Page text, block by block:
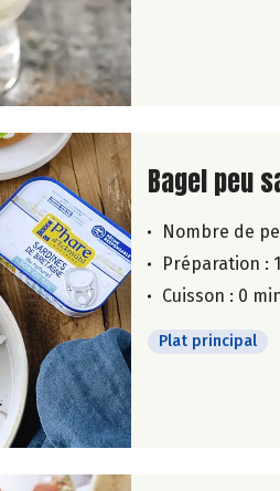
Lire la
Bagel peu
Nombre de
Préparation :
Cuisson : 0
Plat principal